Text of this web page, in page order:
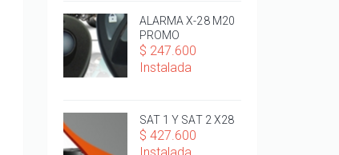
ALARMA X-28 M20
PROMO
$ 247.600
Instalada
SAT 1 Y SAT 2 X28
$ 427.600
Instalada